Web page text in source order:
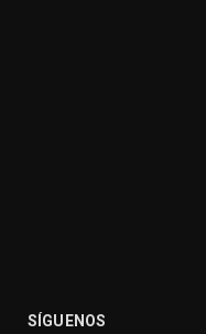
SÍGUENOS